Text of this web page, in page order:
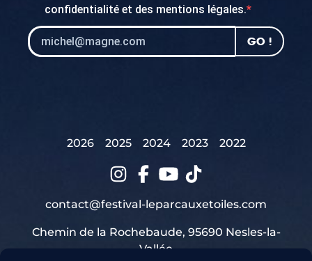
confidentialité et des mentions légales.
GO !
2026 2025 2024 2023 2022
contact@festival-leparcauxetoiles.com
Chemin de la Rochebaude, 95690 Nesles-la-
Vallée